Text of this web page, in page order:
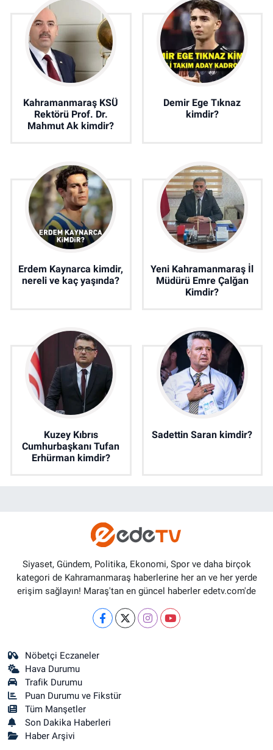
Kahramanmaraş KSÜ
Rektörü Prof. Dr.
Mahmut Ak kimdir?
Demir Ege Tıknaz
kimdir?
Erdem Kaynarca kimdir,
nereli ve kaç yaşında?
Yeni Kahramanmaraş İl
Müdürü Emre Çalğan
Kimdir?
Kuzey Kıbrıs
Cumhurbaşkanı Tufan
Erhürman kimdir?
Sadettin Saran kimdir?
Siyaset, Gündem, Politika, Ekonomi, Spor ve daha birçok
kategori de Kahramanmaraş haberlerine her an ve her yerde
erişim sağlayın! Maraş'tan en güncel haberler edetv.com'de
Nöbetçi Eczaneler
Hava Durumu
Trafik Durumu
Puan Durumu ve Fikstür
Tüm Manşetler
Son Dakika Haberleri
Haber Arşivi